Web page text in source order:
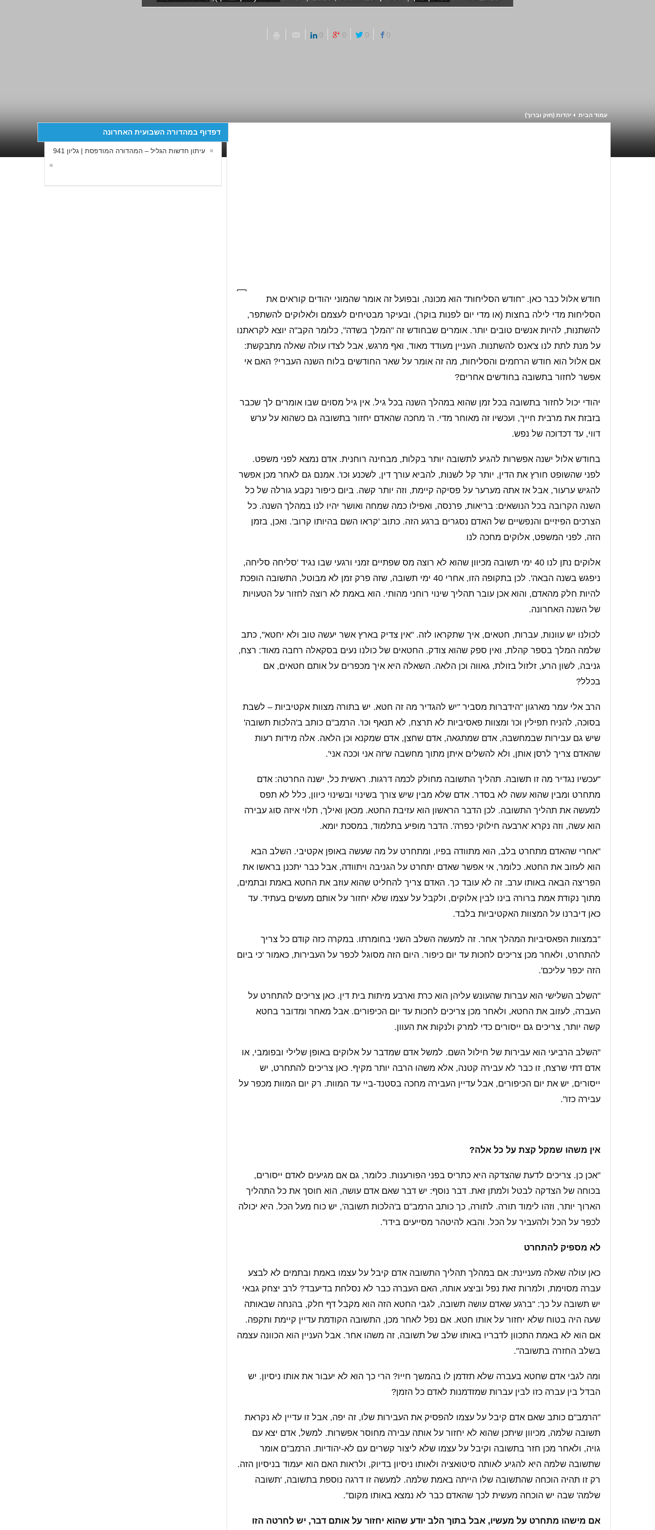
0
0
0
0
עמוד הבית יהדות (חזק וברוך)
חודש אלול כבר כאן. "חודש הסליחות" הוא מכונה, ובפועל זה אומר שהמוני יהודים קוראים את
הסליחות מדי לילה בחצות (או מדי יום לפנות בוקר), ובעיקר מבטיחים לעצמם ולאלוקים להשתפר,
להשתנות, להיות אנשים טובים יותר. אומרים שבחודש זה "המלך בשדה", כלומר הקב"ה יוצא לקראתנו
על מנת לתת לנו צ'אנס להשתנות. העניין מעודד מאוד, ואף מרגש, אבל לצדו עולה שאלה מתבקשת:
אם אלול הוא חודש הרחמים והסליחות, מה זה אומר על שאר החודשים בלוח השנה העברי? האם אי
אפשר לחזור בתשובה בחודשים אחרים?
יהודי יכול לחזור בתשובה בכל זמן שהוא במהלך השנה בכל גיל. אין גיל מסוים שבו אומרים לך שכבר
בזבזת את מרבית חייך, ועכשיו זה מאוחר מדי. ה' מחכה שהאדם יחזור בתשובה גם כשהוא על ערש
דווי, עד דכדוכה של נפש.
בחודש אלול ישנה אפשרות להגיע לתשובה יותר בקלות, מבחינה רוחנית. אדם נמצא לפני משפט.
לפני שהשופט חורץ את הדין, יותר קל לשנות, להביא עורך דין, לשכנע וכו'. אמנם גם לאחר מכן אפשר
להגיש ערעור, אבל אז אתה מערער על פסיקה קיימת, וזה יותר קשה. ביום כיפור נקבע גורלה של כל
השנה הקרובה בכל הנושאים: בריאות, פרנסה, ואפילו כמה שמחה ואושר יהיו לנו במהלך השנה. כל
הצרכים הפיזיים והנפשיים של האדם נסגרים ברגע הזה. כתוב 'קראו השם בהיותו קרוב'. ואכן, בזמן
הזה, לפני המשפט, אלוקים מחכה לנו
אלוקים נתן לנו 40 ימי תשובה מכיוון שהוא לא רוצה מס שפתיים זמני ורגעי שבו נגיד 'סליחה סליחה,
ניפגש בשנה הבאה'. לכן בתקופה הזו, אחרי 40 ימי תשובה, שזה פרק זמן לא מבוטל, התשובה הופכת
להיות חלק מהאדם, והוא אכן עובר תהליך שינוי רוחני מהותי. הוא באמת לא רוצה לחזור על הטעויות
של השנה האחרונה.
לכולנו יש עוונות, עברות, חטאים, איך שתקראו לזה. "אין צדיק בארץ אשר יעשה טוב ולא יחטא", כתב
שלמה המלך בספר קהלת, ואין ספק שהוא צודק. החטאים של כולנו נעים בסקאלה רחבה מאוד: רצח,
גניבה, לשון הרע, זלזול בזולת, גאווה וכן הלאה. השאלה היא איך מכפרים על אותם חטאים, אם
בכלל?
הרב אלי עמר מארגון "הידברות מסביר "יש להגדיר מה זה חטא. יש בתורה מצוות אקטיביות – לשבת
בסוכה, להניח תפילין וכו' ומצוות פאסיביות לא תרצח, לא תנאף וכו'. הרמב"ם כותב ב'הלכות תשובה'
שיש גם עבירות שבמחשבה, אדם שמתגאה, אדם שחצן, אדם שמקנא וכן הלאה. אלה מידות רעות
שהאדם צריך לרסן אותן, ולא להשלים איתן מתוך מחשבה ש'זה אני וככה אני'.
"עכשיו נגדיר מה זו תשובה. תהליך התשובה מחולק לכמה דרגות. ראשית כל, ישנה החרטה: אדם
מתחרט ומבין שהוא עשה לא בסדר. אדם שלא מבין שיש צורך בשינוי ובשינוי כיוון, כלל לא תפס
למעשה את תהליך התשובה. לכן הדבר הראשון הוא עזיבת החטא. מכאן ואילך, תלוי איזה סוג עבירה
הוא עשה, וזה נקרא 'ארבעה חילוקי כפרה'. הדבר מופיע בתלמוד, במסכת יומא.
"אחרי שהאדם מתחרט בלב, הוא מתוודה בפיו, ומתחרט על מה שעשה באופן אקטיבי. השלב הבא
הוא לעזוב את החטא. כלומר, אי אפשר שאדם יתחרט על הגניבה ויתוודה, אבל כבר יתכנן בראשו את
הפריצה הבאה באותו ערב. זה לא עובד כך. האדם צריך להחליט שהוא עוזב את החטא באמת ובתמים,
מתוך נקודת אמת ברורה בינו לבין אלוקים, ולקבל על עצמו שלא יחזור על אותם מעשים בעתיד. עד
כאן דיברנו על המצוות האקטיביות בלבד.
"במצוות הפאסיביות המהלך אחר. זה למעשה השלב השני בחומרתו. במקרה כזה קודם כל צריך
להתחרט, ולאחר מכן צריכים לחכות עד יום כיפור. היום הזה מסוגל לכפר על העבירות, כאמור 'כי ביום
הזה יכפר עליכם'.
"השלב השלישי הוא עברות שהעונש עליהן הוא כרת וארבע מיתות בית דין. כאן צריכים להתחרט על
העברה, לעזוב את החטא, ולאחר מכן צריכים לחכות עד יום הכיפורים. אבל מאחר ומדובר בחטא
קשה יותר, צריכים גם ייסורים כדי למרק ולנקות את העוון.
"השלב הרביעי הוא עבירות של חילול השם. למשל אדם שמדבר על אלוקים באופן שלילי ובפומבי, או
אדם דתי שרצח, זו כבר לא עבירה קטנה, אלא משהו הרבה יותר מקיף. כאן צריכים להתחרט, יש
ייסורים, יש את יום הכיפורים, אבל עדיין העבירה מחכה בסטנד-ביי עד המוות. רק יום המוות מכפר על
עבירה כזו".
אין משהו שמקל קצת על כל אלה?
"אכן כן. צריכים לדעת שהצדקה היא כתריס בפני הפורענות. כלומר, גם אם מגיעים לאדם ייסורים,
בכוחה של הצדקה לבטל ולמתן זאת. דבר נוסף: יש דבר שאם אדם עושה, הוא חוסך את כל התהליך
הארוך יותר, וזהו לימוד תורה. לתורה, כך כותב הרמב"ם ב'הלכות תשובה', יש כוח מעל הכל. היא יכולה
לכפר על הכל ולהעביר על הכל. והבא להיטהר מסייעים בידו".
לא מספיק להתחרט
כאן עולה שאלה מעניינת: אם במהלך תהליך התשובה אדם קיבל על עצמו באמת ובתמים לא לבצע
עברה מסוימת, ולמרות זאת נפל וביצע אותה, האם העברה כבר לא נסלחת בדיעבד? לרב יצחק גבאי
יש תשובה על כך: "ברגע שאדם עושה תשובה, לגבי החטא הזה הוא מקבל דף חלק, בהנחה שבאותה
שעה היה בטוח שלא יחזור על אותו חטא. אם נפל לאחר מכן, התשובה הקודמת עדיין קיימת ותקפה.
אם הוא לא באמת התכוון לדבריו באותו שלב של תשובה, זה משהו אחר. אבל העניין הוא הכוונה עצמה
בשלב החזרה בתשובה".
ומה לגבי אדם שחטא בעברה שלא תזדמן לו בהמשך חייו? הרי כך הוא לא יעבור את אותו ניסיון. יש
הבדל בין עברה כזו לבין עברות שמזדמנות לאדם כל הזמן?
"הרמב"ם כותב שאם אדם קיבל על עצמו להפסיק את העבירות שלו, זה יפה, אבל זו עדיין לא נקראת
תשובה שלמה, מכיוון שיתכן שהוא לא יחזור על אותה עבירה מחוסר אפשרות. למשל, אדם יצא עם
גויה, ולאחר מכן חזר בתשובה וקיבל על עצמו שלא ליצור קשרים עם לא-יהודיות. הרמב"ם אומר
שתשובה שלמה היא להגיע לאותה סיטואציה ולאותו ניסיון בדיוק, ולראות האם הוא יעמוד בניסיון הזה.
רק זו תהיה הוכחה שהתשובה שלו הייתה באמת שלמה. למעשה זו דרגה נוספת בתשובה, 'תשובה
שלמה' שבה יש הוכחה מעשית לכך שהאדם כבר לא נמצא באותו מקום".
אם מישהו מתחרט על מעשיו, אבל בתוך הלב יודע שהוא יחזור על אותם דבר, יש לחרטה הזו
דפדוף במהדורה השבועית האחרונה
עיתון חדשות הגליל – המהדורה המודפסת | גליון 941